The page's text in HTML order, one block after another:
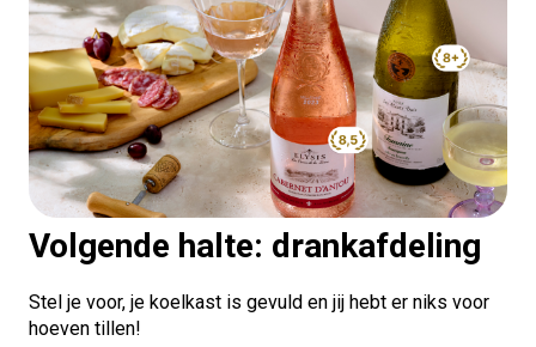
Volgende halte: drankafdeling
Stel je voor, je koelkast is gevuld en jij hebt er niks voor
hoeven tillen!